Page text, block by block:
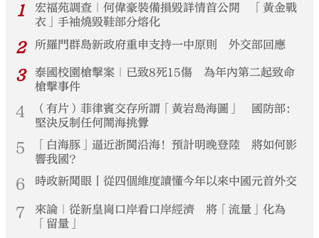
1
宏福苑調查｜何偉豪裝備損毀詳情首公開 「黃金戰
衣」手袖燒毀鞋部分熔化
2 所羅門群島新政府重申支持一中原則 外交部回應
3
泰國校園槍擊案｜已致8死15傷 為年內第二起致命
槍擊事件
4
（有片）菲律賓交存所謂「黃岩島海圖」 國防部：
堅決反制任何鬧海挑釁
5
「白海豚」逼近浙閩沿海！預計明晚登陸 將如何影
響我國？
6 時政新聞眼丨從四個維度讀懂今年以來中國元首外交
7
來論｜從新皇崗口岸看口岸經濟 將「流量」化為
「留量」